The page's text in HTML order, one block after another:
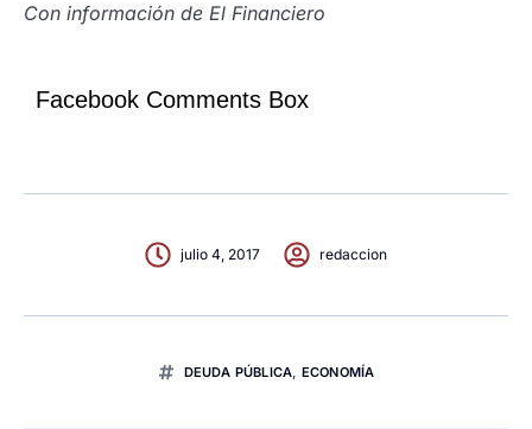
Con información de El Financiero
Facebook Comments Box
julio 4, 2017 redaccion
DEUDA PÚBLICA ECONOMÍA